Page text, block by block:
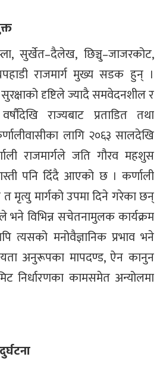
सुर्खेत–दैलेख, छिञ्चु–जाजरकोट,
राजमार्ग मुख्य सडक हुन् ।
दृष्टिले ज्यादै समवेदनशील र
राज्यबाट प्रताडित तथा
लागि २०६३ सालदेखि
राजमार्गले जति गौरव महशुस
पनि दिँदै आएको छ । कर्णाली
मृत्यु मार्गको उपमा दिने गरेका छन्
भने विभिन्न सचेतनामुलक कार्यक्रम
त्यसको मनोवैज्ञानिक प्रभाव भने
अनुरूपका मापदण्ड, ऐन कानुन
निर्धारणका कामसमेत अन्योलमा